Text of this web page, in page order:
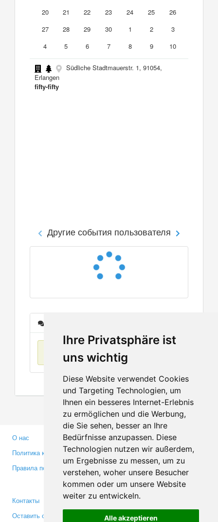
Ihre Privatsphäre ist
uns wichtig
Diese Website verwendet Cookies
und Targeting Technologien, um
Ihnen ein besseres Internet-Erlebnis
zu ermöglichen und die Werbung,
die Sie sehen, besser an Ihre
Bedürfnisse anzupassen. Diese
Technologien nutzen wir außerdem,
um Ergebnisse zu messen, um zu
verstehen, woher unsere Besucher
kommen oder um unsere Website
weiter zu entwickeln.
Alle akzeptieren
20
21 22 23 24 25
26
27
28 29 30 1 2
3
4
5 6 7 8 9 10
Südliche Stadtmauerstr. 1, 91054,
Erlangen
fifty-fifty
Другие события пользователя
О нас
Политика конфиденциальности
Правила пользования
Партнерам
Инвесторам
Медиа
Контакты
Оставить отзыв
Facebook
Twitter